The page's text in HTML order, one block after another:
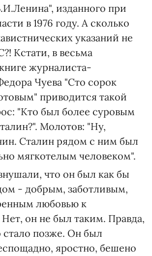
изданного при
в 1976 году. А сколько
указаний не
Кстати, в весьма
журналиста-
Чуева "Сто сорок
приводится такой
"Кто был более суровым
Молотов: "Ну,
Сталин рядом с ним был
мягкотелым человеком".
что он был как бы
- добрым, заботливым,
любовью к
он не был таким. Правда,
стало позже. Он был
яростно, бешено